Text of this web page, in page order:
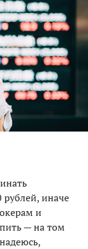
иначе
и
— на том